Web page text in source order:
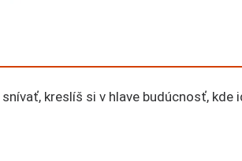
kreslíš si v hlave budúcnosť,